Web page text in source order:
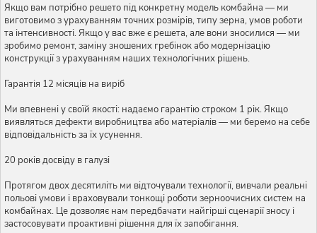
Якщо вам потрібно решето під конкретну модель комбайна — ми
виготовимо з урахуванням точних розмірів, типу зерна, умов роботи
та інтенсивності. Якщо у вас вже є решета, але вони зносилися — ми
зробимо ремонт, заміну зношених гребінок або модернізацію
конструкції з урахуванням наших технологічних рішень.
Гарантія 12 місяців на виріб
Ми впевнені у своїй якості: надаємо гарантію строком 1 рік. Якщо
виявляться дефекти виробництва або матеріалів — ми беремо на себе
відповідальність за їх усунення.
20 років досвіду в галузі
Протягом двох десятиліть ми відточували технології, вивчали реальні
польові умови і враховували тонкощі роботи зерноочисних систем на
комбайнах. Це дозволяє нам передбачати найгірші сценарії зносу і
застосовувати проактивні рішення для їх запобігання.